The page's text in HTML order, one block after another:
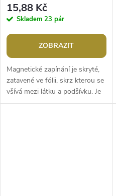
15,88 Kč
Skladem 23 pár
ZOBRAZIT
Magnetické zapínání je skryté,
zatavené ve fólii, skrz kterou se
všívá mezi látku a podšívku. Je
velice silné (silně magnetické),